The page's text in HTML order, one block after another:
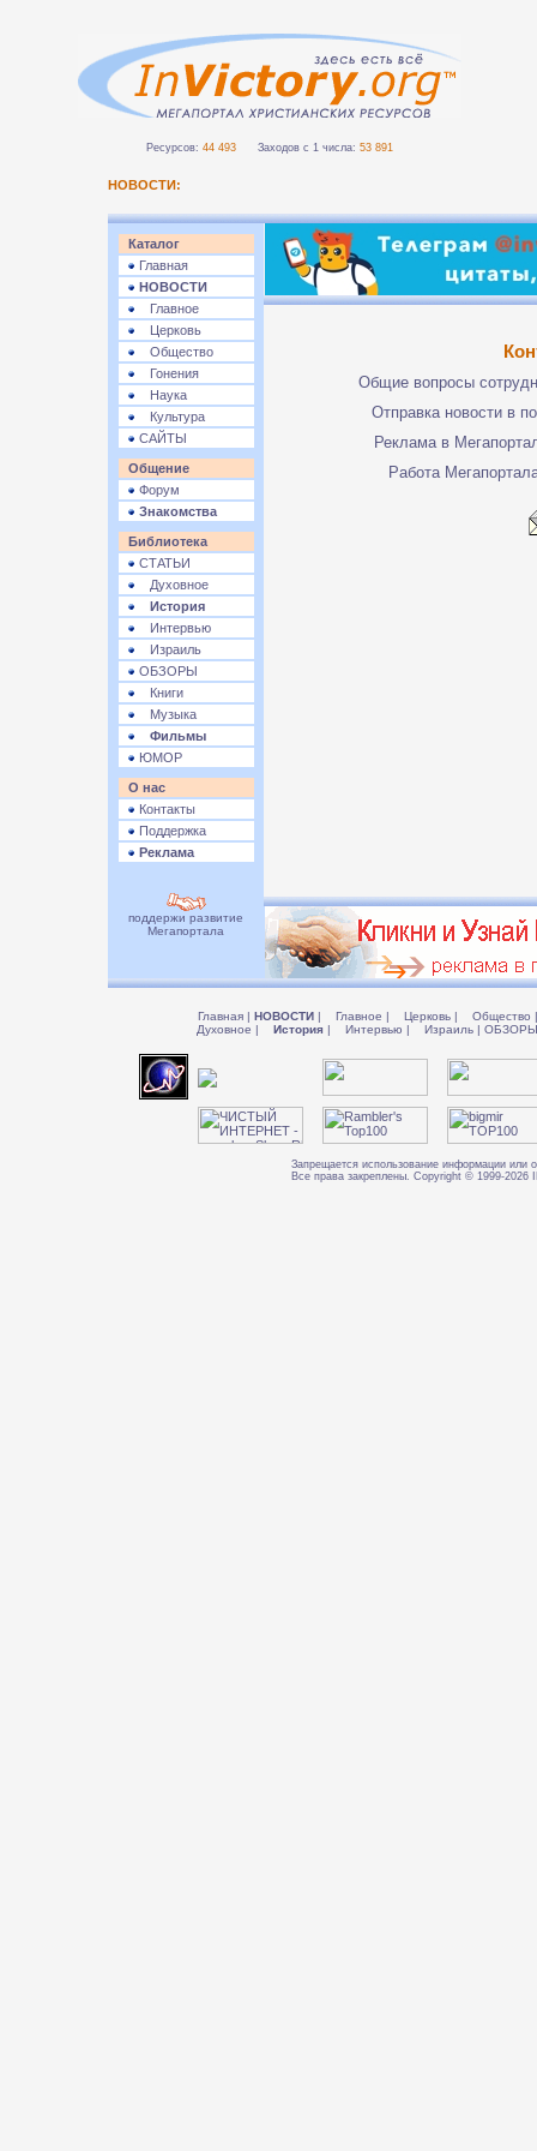
Ресурсов: 44 493 Заходов с 1 числа: 53 891
НОВОСТИ:
Каталог
Главная
НОВОСТИ
Главное
Церковь
Общество
Гонения
Наука
Культура
САЙТЫ
Общение
Форум
Знакомства
Библиотека
СТАТЬИ
Духовное
История
Интервью
Израиль
ОБЗОРЫ
Книги
Музыка
Фильмы
ЮМОР
О нас
Контакты
Поддержка
Реклама
Общие вопросы
Отправка новости в
Реклама в
Работа
поддержи развитие
Мегапортала
Главная | НОВОСТИ | Главное | Церковь | Общество |
Духовное | История | Интервью | Израиль |
Запрещается использование информации или
Все права закреплены. Copyright © 1999-